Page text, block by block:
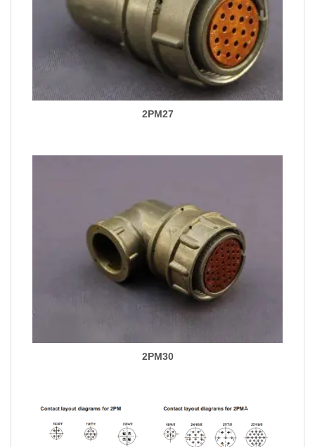
2PM27
2PM30